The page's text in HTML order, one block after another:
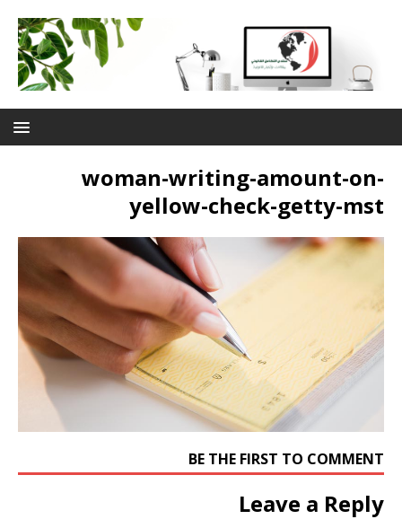
woman-writing-amount-on-
yellow-check-getty-mst
BE THE FIRST TO COMMENT
Leave a Reply